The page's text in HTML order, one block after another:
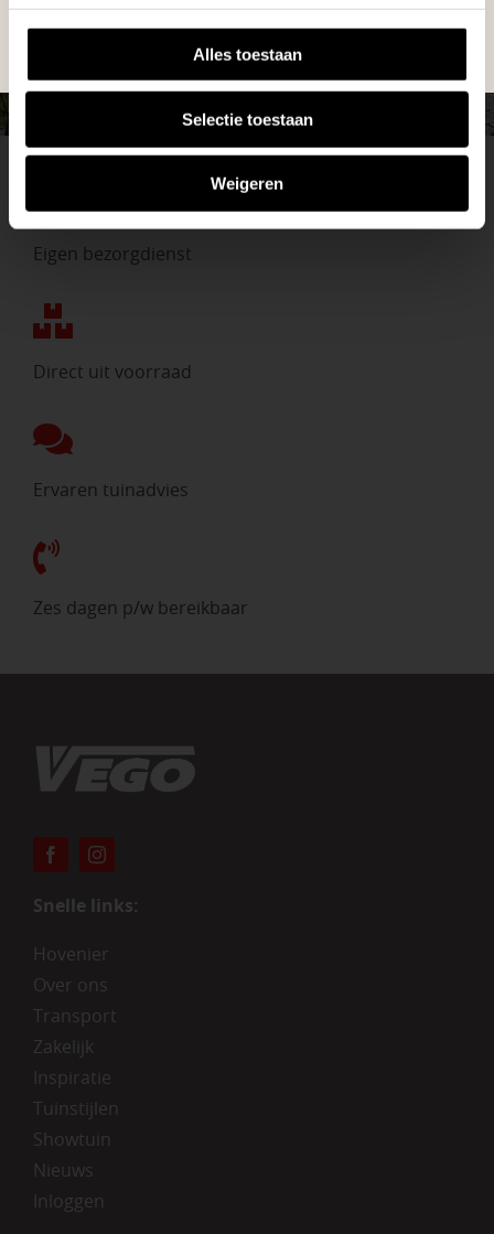
Alles toestaan
Selectie toestaan
Weigeren
NEEM CONTACT MET ONS OP
Eigen bezorgdienst
Direct uit voorraad
Ervaren tuinadvies
Zes dagen p/w bereikbaar
Snelle links:
Hovenier
Over ons
Transport
Zakelijk
Inspiratie
Tuinstijlen
Showtuin
Nieuws
Inloggen